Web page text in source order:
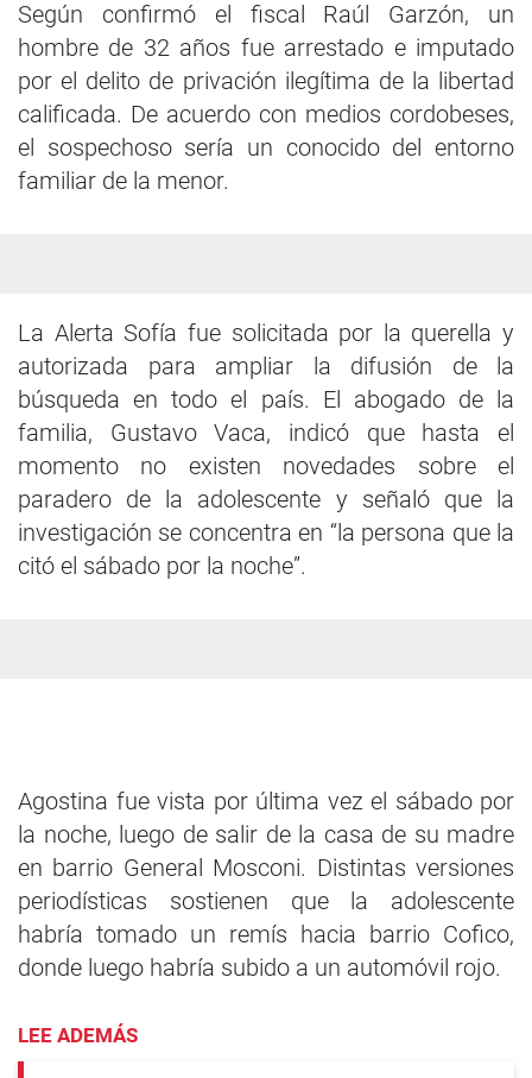
Según confirmó el fiscal Raúl Garzón, un
hombre de 32 años fue arrestado e imputado
por el delito de privación ilegítima de la libertad
calificada. De acuerdo con medios cordobeses,
el sospechoso sería un conocido del entorno
familiar de la menor.
La Alerta Sofía fue solicitada por la querella y
autorizada para ampliar la difusión de la
búsqueda en todo el país. El abogado de la
familia, Gustavo Vaca, indicó que hasta el
momento no existen novedades sobre el
paradero de la adolescente y señaló que la
investigación se concentra en “la persona que la
citó el sábado por la noche”.
Agostina fue vista por última vez el sábado por
la noche, luego de salir de la casa de su madre
en barrio General Mosconi. Distintas versiones
periodísticas sostienen que la adolescente
habría tomado un remís hacia barrio Cofico,
donde luego habría subido a un automóvil rojo.
LEE ADEMÁS